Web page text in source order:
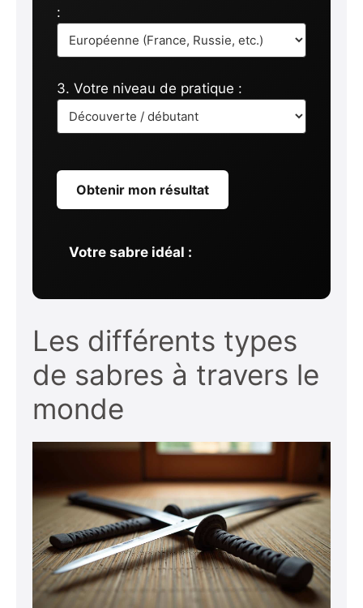
:
3. Votre niveau de pratique :
Obtenir mon résultat
Votre sabre idéal :
Les différents types
de sabres à travers le
monde